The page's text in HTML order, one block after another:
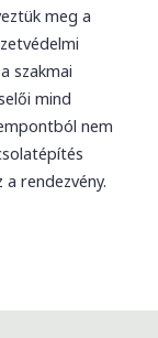
meg a
szakmai
mind
nem
rendezvény.